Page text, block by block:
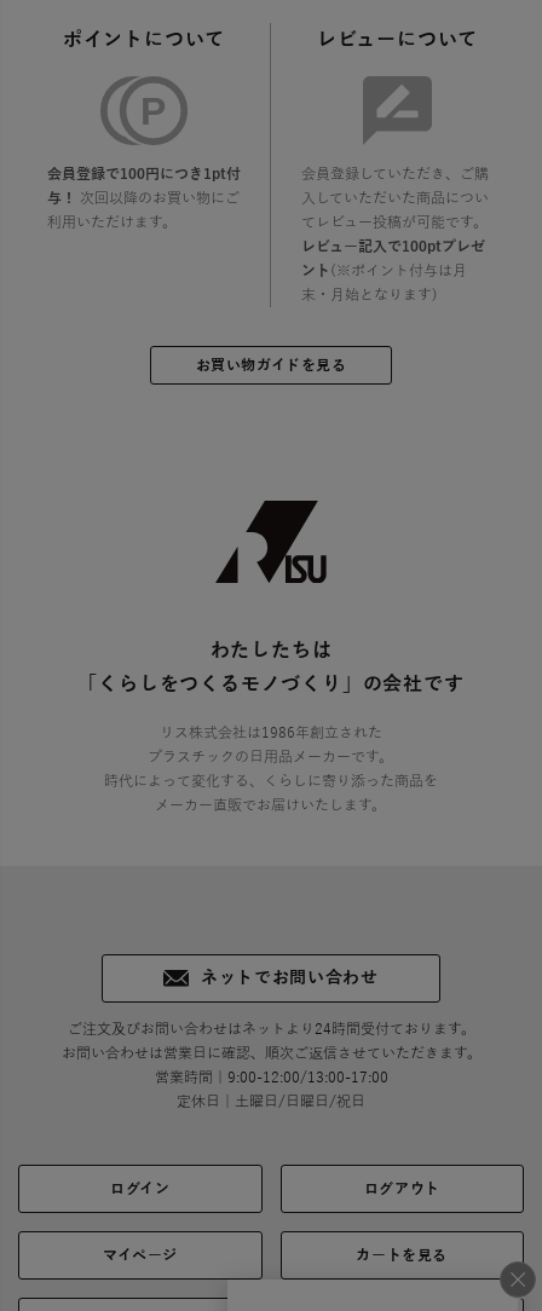
ポイントについて
会員登録で100円につき1pt付
与！
次回以降のお買い物にご
利用いただけます。
レビューについて
会員登録していただき、ご購
入していただいた商品につい
てレビュー投稿が可能です。
レビュー記入で100ptプレゼ
ント (※ポイント付与は月
末・月始となります)
お買い物ガイドを見る
わたしたちは
「くらしをつくるモノづくり」の会社です
リス株式会社は1986年創立された
プラスチックの日用品メーカーです。
時代によって変化する、くらしに寄り添った商品を
メーカー直販でお届けいたします。
ネットでお問い合わせ
ご注文及びお問い合わせはネットより24時間受付ております。
お問い合わせは営業日に確認、順次ご返信させていただきます。
営業時間｜9:00-12:00/13:00-17:00
定休日｜土曜日/日曜日/祝日
ログイン ログアウト
マイページ カートを見る